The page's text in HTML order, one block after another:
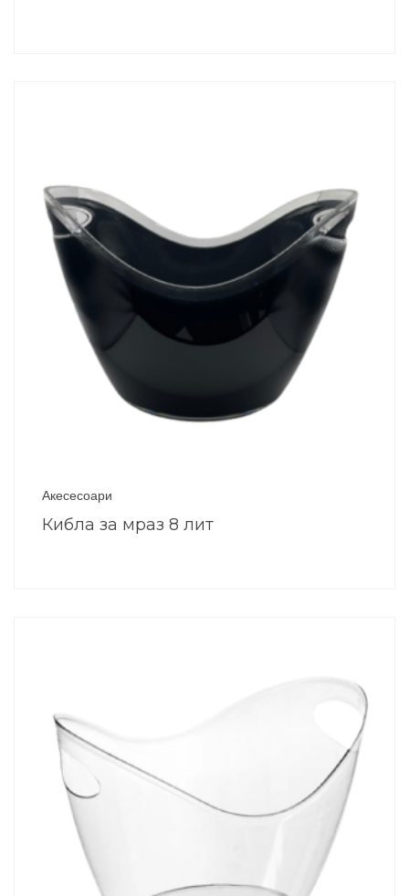
Акесесоари
Кибла за мраз 8 лит